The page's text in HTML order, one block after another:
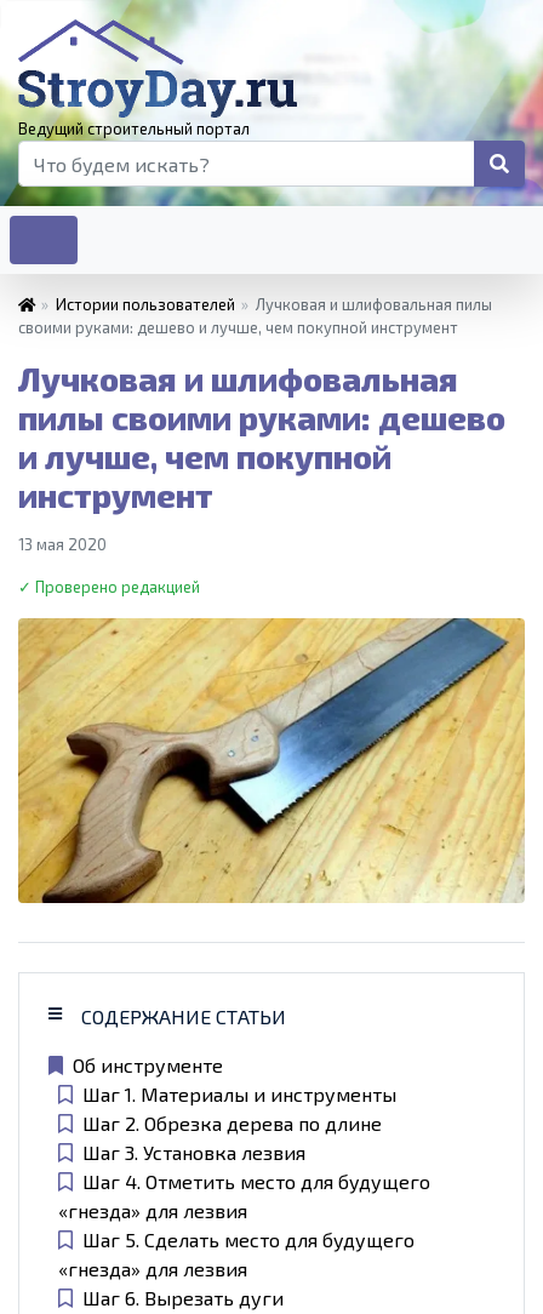
Ведущий строительный портал
» Истории пользователей » Лучковая и шлифовальная пилы
своими руками: дешево и лучше, чем покупной инструмент
Лучковая и шлифовальная
пилы своими руками: дешево
и лучше, чем покупной
инструмент
13 мая 2020
✓ Проверено редакцией
СОДЕРЖАНИЕ СТАТЬИ
Об инструменте
Шаг 1. Материалы и инструменты
Шаг 2. Обрезка дерева по длине
Шаг 3. Установка лезвия
Шаг 4. Отметить место для будущего
«гнезда» для лезвия
Шаг 5. Сделать место для будущего
«гнезда» для лезвия
Шаг 6. Вырезать дуги